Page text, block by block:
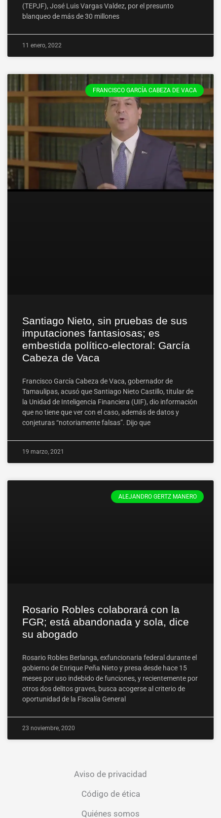
(TEPJF), José Luis Vargas Valdez, por el presunto
blanqueo de más de 30 millones
11 enero, 2022
FRANCISCO GARCÍA CABEZA DE VACA
Santiago Nieto, sin pruebas de sus
imputaciones fantasiosas; es
embestida político-electoral: García
Cabeza de Vaca
Francisco García Cabeza de Vaca, gobernador de
Tamaulipas, acusó que Santiago Nieto Castillo, titular de
la Unidad de Inteligencia Financiera (UIF), dio información
que no tiene que ver con el caso, además de datos y
conjeturas “notoriamente falsas”. Dijo que
19 marzo, 2021
ALEJANDRO GERTZ MANERO
Rosario Robles colaborará con la
FGR; está abandonada y sola, dice
su abogado
Rosario Robles Berlanga, exfuncionaria federal durante el
gobierno de Enrique Peña Nieto y presa desde hace 15
meses por uso indebido de funciones, y recientemente por
otros dos delitos graves, busca acogerse al criterio de
oportunidad de la Fiscalía General
23 noviembre, 2020
Aviso de privacidad
Código de ética
Quiénes somos